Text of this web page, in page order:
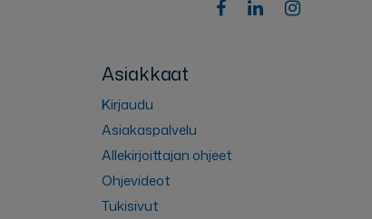
Asiakkaat
Kirjaudu
Asiakaspalvelu
Allekirjoittajan ohjeet
Ohjevideot
Tukisivut